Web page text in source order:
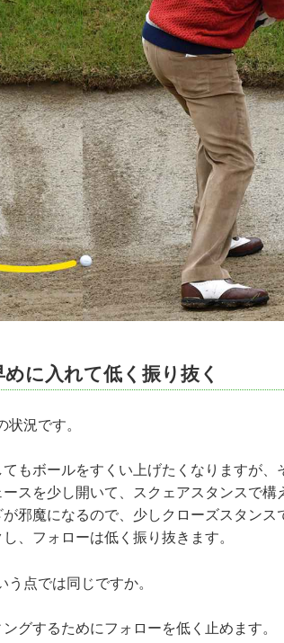
に入れて低く振り抜く
況です。
もボールをすくい上げたくなりますが、
スを少し開いて、スクェアスタンスで構
邪魔になるので、少しクローズスタンス
、フォローは低く振り抜きます。
点では同じですか。
するためにフォローを低く止めます。